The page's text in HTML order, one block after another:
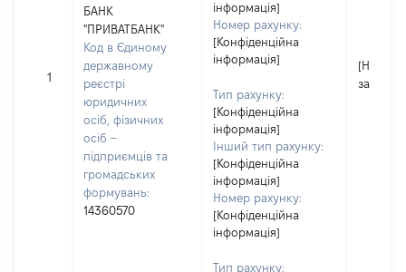
1
БАНК
"ПРИВАТБАНК"
Код в Єдиному
державному
реєстрі
юридичних
осіб, фізичних
осіб –
підприємців та
громадських
формувань:
14360570
інформація]
Номер рахунку:
[Конфіденційна
інформація]
Тип рахунку:
[Конфіденційна
інформація]
Інший тип рахунку:
[Конфіденційна
інформація]
Номер рахунку:
[Конфіденційна
інформація]
Тип рахунку:
[Не